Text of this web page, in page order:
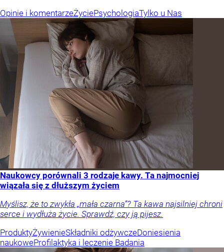
Opinie i komentarzeŻyciePsychologiaTylko u Nas
Naukowcy porównali 3 rodzaje kawy. Ta najmocniej
wiązała się z dłuższym życiem
Myślisz, że to zwykła „mała czarna”? Ta kawa najsilniej chroni
serce i wydłuża życie. Sprawdź, czy ją pijesz.
ProduktyŻywienieSkładniki odżywczeDoniesienia
naukoweProfilaktyka i leczenie Badania